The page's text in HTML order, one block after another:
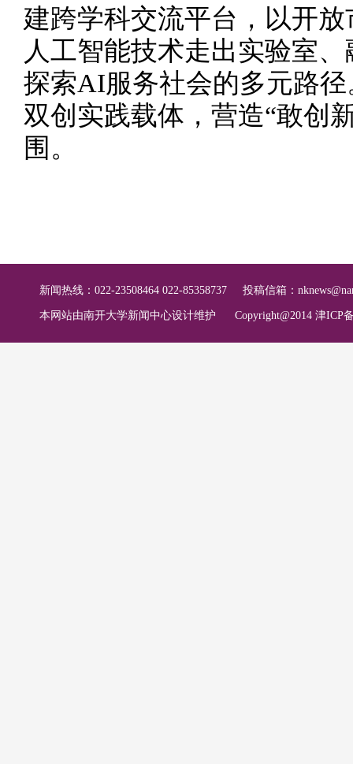
建跨学科交流平台，以开
人工智能技术走出实验室
探索AI服务社会的多元路
双创实践载体，营造“敢创
围。
新闻热线：022-23508464 022-85358737 投稿信箱：
本网站由南开大学新闻中心设计维护 Copyright@2014 津ICP